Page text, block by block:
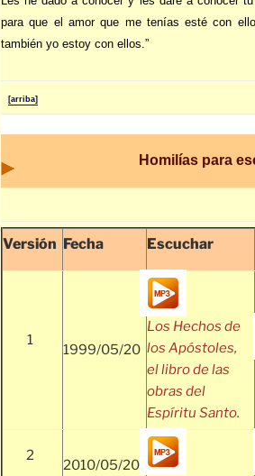
para que el amor que me tenías esté con
también yo estoy con ellos.”
[arriba]
Homilías para
Versión Fecha Escuchar
1
1999/05/20
Los Hechos de
los Apóstoles,
el libro de las
obras del
Espíritu Santo.
2
2010/05/20